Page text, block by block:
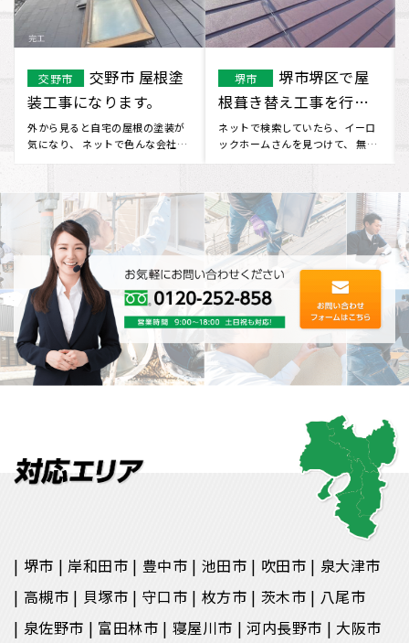
交野市
交野市 屋根塗
装工事になります。
外から見ると自宅の屋根の塗装が
気になり、 ネットで色んな会社を
堺市
堺市堺区で屋
根葺き替え工事を行い
ました。
ネットで検索していたら、イーロ
ックホームさんを見つけて、 無料
堺市 岸和田市 豊中市 池田市 吹田市
泉大津市
高槻市
貝塚市 守口市 枚方市 茨木市
八尾市
泉佐野市
富田林市 寝屋川市 河内長野市
大阪市